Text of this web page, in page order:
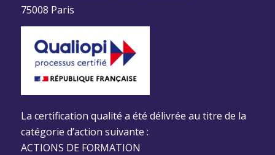
75008 Paris
La certification qualité a été délivrée au titre de la
catégorie d’action suivante :
ACTIONS DE FORMATION